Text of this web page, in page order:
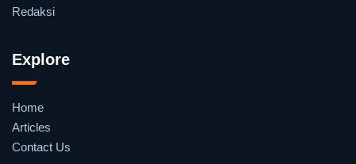
Redaksi
Explore
Home
Articles
Contact Us